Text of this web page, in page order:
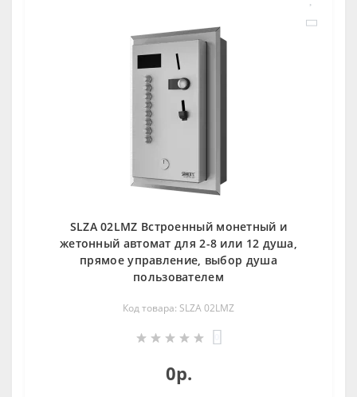
SLZA 02LMZ Встроенный монетный и
жетонный автомат для 2-8 или 12 душа,
прямое управление, выбор душа
пользователем
Код товара: SLZA 02LMZ
0р.